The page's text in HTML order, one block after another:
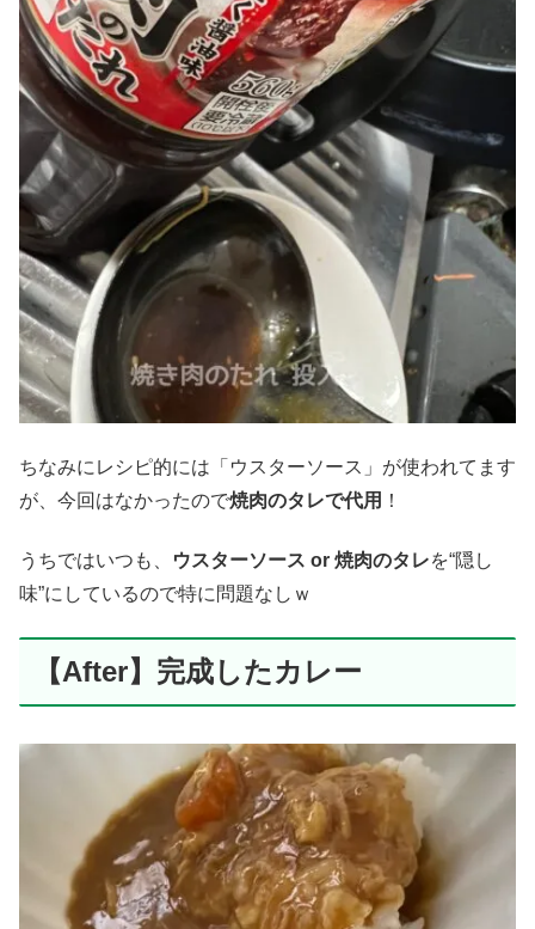
ちなみにレシピ的には「ウスターソース」が使われてます
が、今回はなかったので焼肉のタレで代用 ！
うちではいつも、 ウスターソース or 焼肉のタレを“隠し
味”にしているので特に問題なしｗ
【After】完成したカレー